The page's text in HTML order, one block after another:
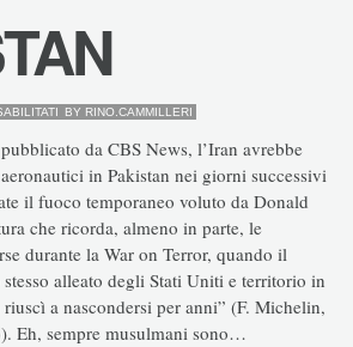
SU
BY RINO.CAMMILLERI
da CBS News, l’Iran avrebbe
in Pakistan nei giorni successivi
il fuoco temporaneo voluto da Donald
che ricorda, almeno in parte, le
durante la War on Terror, quando il
alleato degli Stati Uniti e territorio in
a nascondersi per anni” (F. Michelin,
Eh, sempre musulmani sono…